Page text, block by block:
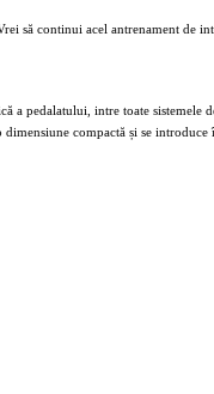
să continui acel antrenament de
a pedalatului, intre toate
compactă și se introduce